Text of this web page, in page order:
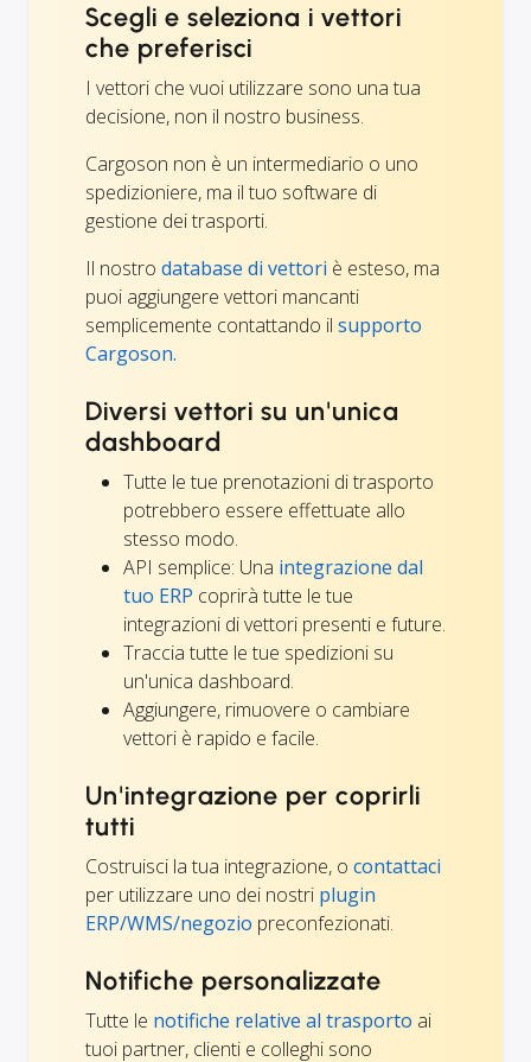
Scegli e seleziona i vettori
che preferisci
I vettori che vuoi utilizzare sono una tua
decisione, non il nostro business.
Cargoson non è un intermediario o uno
spedizioniere, ma il tuo software di
gestione dei trasporti.
Il nostro database di vettori è esteso, ma
puoi aggiungere vettori mancanti
semplicemente contattando il supporto
Cargoson.
Diversi vettori su un'unica
dashboard
Tutte le tue prenotazioni di trasporto
potrebbero essere effettuate allo
stesso modo.
API semplice: Una integrazione dal
tuo ERP coprirà tutte le tue
integrazioni di vettori presenti e future.
Traccia tutte le tue spedizioni su
un'unica dashboard.
Aggiungere, rimuovere o cambiare
vettori è rapido e facile.
Un'integrazione per coprirli
tutti
Costruisci la tua integrazione, o contattaci
per utilizzare uno dei nostri plugin
ERP/WMS/negozio preconfezionati.
Notifiche personalizzate
Tutte le notifiche relative al trasporto ai
tuoi partner, clienti e colleghi sono